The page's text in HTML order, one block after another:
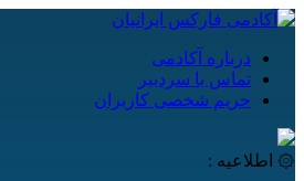
درباره آکادمی
تماس با سردبیر
حریم شخصی کاربران
۞ اطلاعیه :